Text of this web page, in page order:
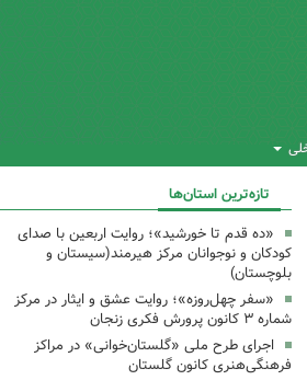
تازه‌ترین استان‌ها
«ده قدم تا خورشید»؛ روایت اربعین با صدای
کودکان و نوجوانان مرکز هیرمند(سیستان و
بلوچستان)
«سفر چهل‌روزه»؛ روایت عشق و ایثار در مرکز
شماره ۳ کانون پرورش فکری زنجان
اجرای طرح ملی «گلستان‌خوانی» در مراکز
فرهنگی‌هنری کانون گلستان